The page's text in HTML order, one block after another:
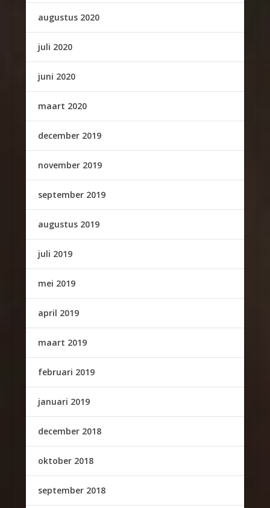
augustus 2020
juli 2020
juni 2020
maart 2020
december 2019
november 2019
september 2019
augustus 2019
juli 2019
mei 2019
april 2019
maart 2019
februari 2019
januari 2019
december 2018
oktober 2018
september 2018